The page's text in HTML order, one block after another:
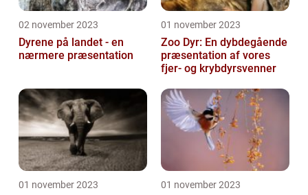
02 november 2023
Dyrene på landet - en
nærmere præsentation
01 november 2023
Zoo Dyr: En dybdegående
præsentation af vores
fjer- og krybdyrsvenner
01 november 2023 01 november 2023